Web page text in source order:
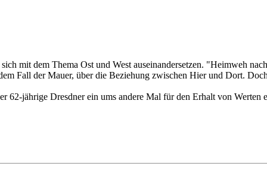
mit dem Thema Ost und West auseinandersetzen. "Heimweh
Fall der Mauer, über die Beziehung zwischen Hier und Dort.
jährige Dresdner ein ums andere Mal für den Erhalt von Werten